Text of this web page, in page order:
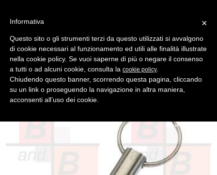
Indietro
PORTACHIAVI > P/CHIAVI METALLO
p/chiave divisibile in metallo q/24
×
Informativa
Questo sito o gli strumenti terzi da questo utilizzati si avvalgono
di cookie necessari al funzionamento ed utili alle finalità illustrate
nella cookie policy. Se vuoi saperne di più o negare il consenso
a tutti o ad alcuni cookie, consulta la cookie policy
Chiudendo questo banner, scorrendo questa pagina, cliccando
su un link o proseguendo la navigazione in altra maniera,
acconsenti all’uso dei cookie.